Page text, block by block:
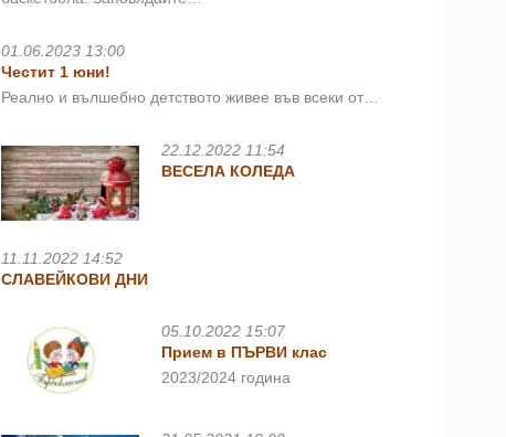
01.06.2023 13:00
Честит 1 юни!
Реално и вълшебно детството живее във всеки от…
22.12.2022 11:54
ВЕСЕЛА КОЛЕДА
11.11.2022 14:52
СЛАВЕЙКОВИ ДНИ
05.10.2022 15:07
Прием в ПЪРВИ клас
2023/2024 година